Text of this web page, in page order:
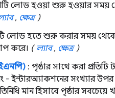
লোড হওয়া শুরু হওয়ার সময়
, ক্ষেত্র)
লোড হতে শুরু করার সময় থেকে
করে। ( ল্যাব, ক্ষেত্র)
: পৃষ্ঠার সাথে করা প্রতিটি
ইন্টারঅ্যাকশনের সংখ্যার উপর
মান হিসাবে পৃষ্ঠার